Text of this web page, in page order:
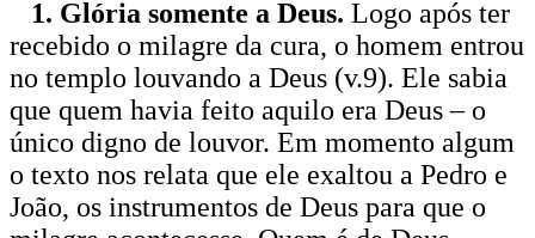
1. Glória somente a Deus. Logo após ter
recebido o milagre da cura, o homem entrou
no templo louvando a Deus (v.9). Ele sabia
que quem havia feito aquilo era Deus – o
único digno de louvor. Em momento algum
o texto nos relata que ele exaltou a Pedro e
João, os instrumentos de Deus para que o